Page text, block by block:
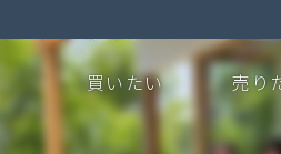
買いたい 売り